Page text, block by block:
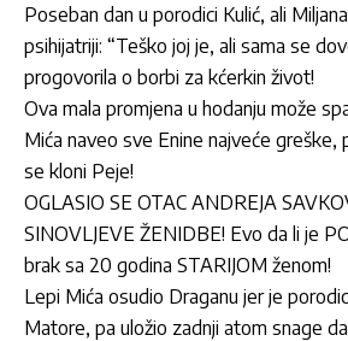
Poseban dan u porodici Kulić, ali
psihijatriji: “Teško joj je, ali sama se
progovorila o borbi za kćerkin život!
Ova mala promjena u hodanju može
Mića naveo sve Enine najveće greške,
se kloni Peje!
OGLASIO SE OTAC ANDREJA
SINOVLJEVE ŽENIDBE! Evo da li je
brak sa 20 godina STARIJOM ženom!
Lepi Mića osudio Draganu jer je
Matore, pa uložio zadnji atom snage